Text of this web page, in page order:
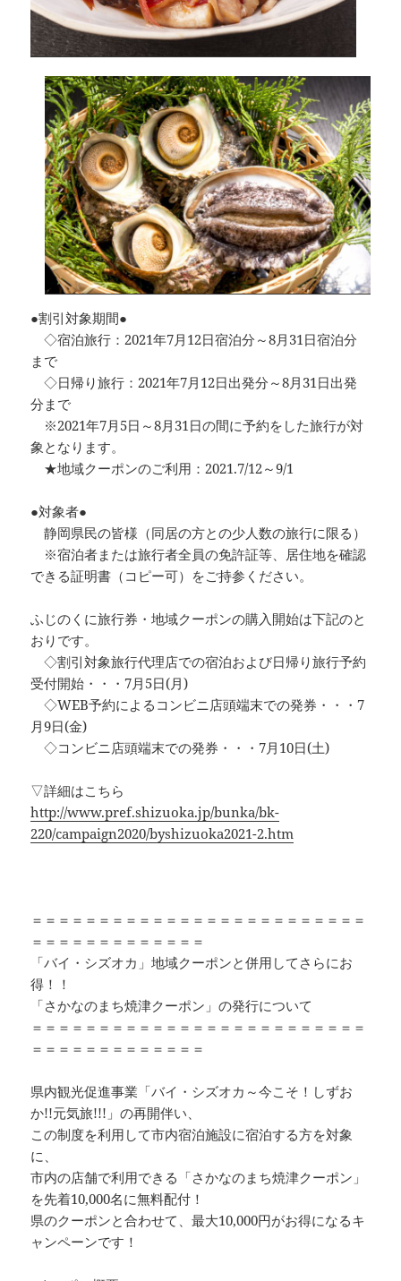
●割引対象期間●
◇宿泊旅行：2021年7月12日宿泊分～8月31日宿泊分
まで
◇日帰り旅行：2021年7月12日出発分～8月31日出発
分まで
※2021年7月5日～8月31日の間に予約をした旅行が対
象となります。
★地域クーポンのご利用：2021.7/12～9/1
●対象者●
静岡県民の皆様（同居の方との少人数の旅行に限る）
※宿泊者または旅行者全員の免許証等、居住地を確認
できる証明書（コピー可）をご持参ください。
ふじのくに旅行券・地域クーポンの購入開始は下記のと
おりです。
◇割引対象旅行代理店での宿泊および日帰り旅行予約
受付開始・・・7月5日(月)
◇WEB予約によるコンビニ店頭端末での発券・・・7
月9日(金)
◇コンビニ店頭端末での発券・・・7月10日(土)
▽詳細はこちら
http://www.pref.shizuoka.jp/bunka/bk-
220/campaign2020/byshizuoka2021-2.htm
＝＝＝＝＝＝＝＝＝＝＝＝＝＝＝＝＝＝＝＝＝＝＝＝＝
＝＝＝＝＝＝＝＝＝＝＝＝＝
「バイ・シズオカ」地域クーポンと併用してさらにお
得！！
「さかなのまち焼津クーポン」の発行について
＝＝＝＝＝＝＝＝＝＝＝＝＝＝＝＝＝＝＝＝＝＝＝＝＝
＝＝＝＝＝＝＝＝＝＝＝＝＝
県内観光促進事業「バイ・シズオカ～今こそ！しずお
か!!元気旅!!!」の再開伴い、
この制度を利用して市内宿泊施設に宿泊する方を対象
に、
市内の店舗で利用できる「さかなのまち焼津クーポン」
を先着10,000名に無料配付！
県のクーポンと合わせて、最大10,000円がお得になるキ
ャンペーンです！